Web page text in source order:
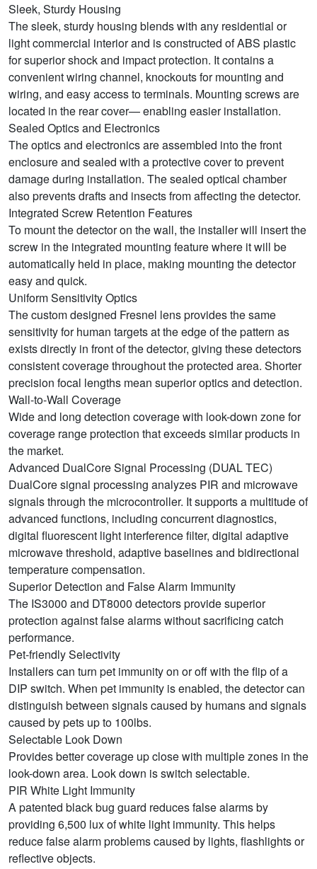
Sleek, Sturdy Housing
The sleek, sturdy housing blends with any residential or
light commercial interior and is constructed of ABS plastic
for superior shock and impact protection. It contains a
convenient wiring channel, knockouts for mounting and
wiring, and easy access to terminals. Mounting screws are
located in the rear cover— enabling easier installation.
Sealed Optics and Electronics
The optics and electronics are assembled into the front
enclosure and sealed with a protective cover to prevent
damage during installation. The sealed optical chamber
also prevents drafts and insects from affecting the detector.
Integrated Screw Retention Features
To mount the detector on the wall, the installer will insert the
screw in the integrated mounting feature where it will be
automatically held in place, making mounting the detector
easy and quick.
Uniform Sensitivity Optics
The custom designed Fresnel lens provides the same
sensitivity for human targets at the edge of the pattern as
exists directly in front of the detector, giving these detectors
consistent coverage throughout the protected area. Shorter
precision focal lengths mean superior optics and detection.
Wall-to-Wall Coverage
Wide and long detection coverage with look-down zone for
coverage range protection that exceeds similar products in
the market.
Advanced DualCore Signal Processing (DUAL TEC)
DualCore signal processing analyzes PIR and microwave
signals through the microcontroller. It supports a multitude of
advanced functions, including concurrent diagnostics,
digital fluorescent light interference filter, digital adaptive
microwave threshold, adaptive baselines and bidirectional
temperature compensation.
Superior Detection and False Alarm Immunity
The IS3000 and DT8000 detectors provide superior
protection against false alarms without sacrificing catch
performance.
Pet-friendly Selectivity
Installers can turn pet immunity on or off with the flip of a
DIP switch. When pet immunity is enabled, the detector can
distinguish between signals caused by humans and signals
caused by pets up to 100lbs.
Selectable Look Down
Provides better coverage up close with multiple zones in the
look-down area. Look down is switch selectable.
PIR White Light Immunity
A patented black bug guard reduces false alarms by
providing 6,500 lux of white light immunity. This helps
reduce false alarm problems caused by lights, flashlights or
reflective objects.